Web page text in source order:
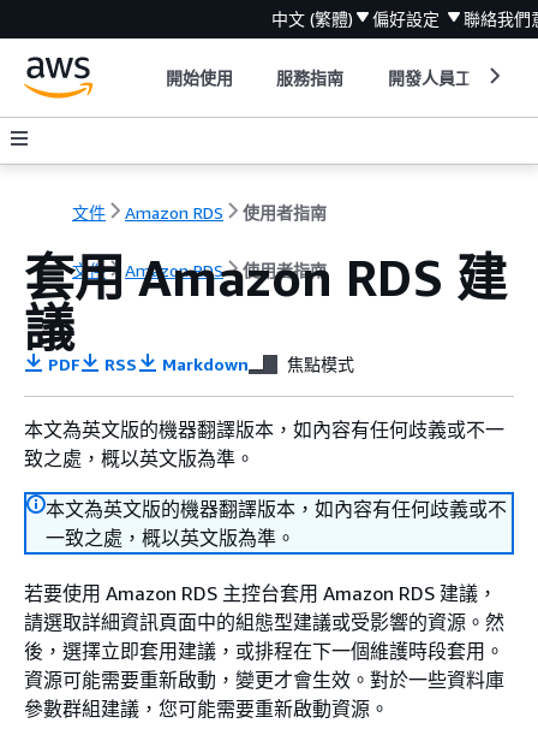
中文 (繁體) 偏好設定 聯絡我們
開始使用 服務指南 開發人員工具
文件 Amazon RDS 使用者指南
文件 Amazon RDS 使用者指南
套用Amazon RDS 建
議
PDF RSS Markdown 焦點模式
本文為英文版的機器翻譯版本，如內容有任何歧義或不一
致之處，概以英文版為準。
本文為英文版的機器翻譯版本，如內容有任何歧義或不
一致之處，概以英文版為準。
若要使用 Amazon RDS 主控台套用 Amazon RDS 建議，
請選取詳細資訊頁面中的組態型建議或受影響的資源。然
後，選擇立即套用建議，或排程在下一個維護時段套用。
資源可能需要重新啟動，變更才會生效。對於一些資料庫
參數群組建議，您可能需要重新啟動資源。